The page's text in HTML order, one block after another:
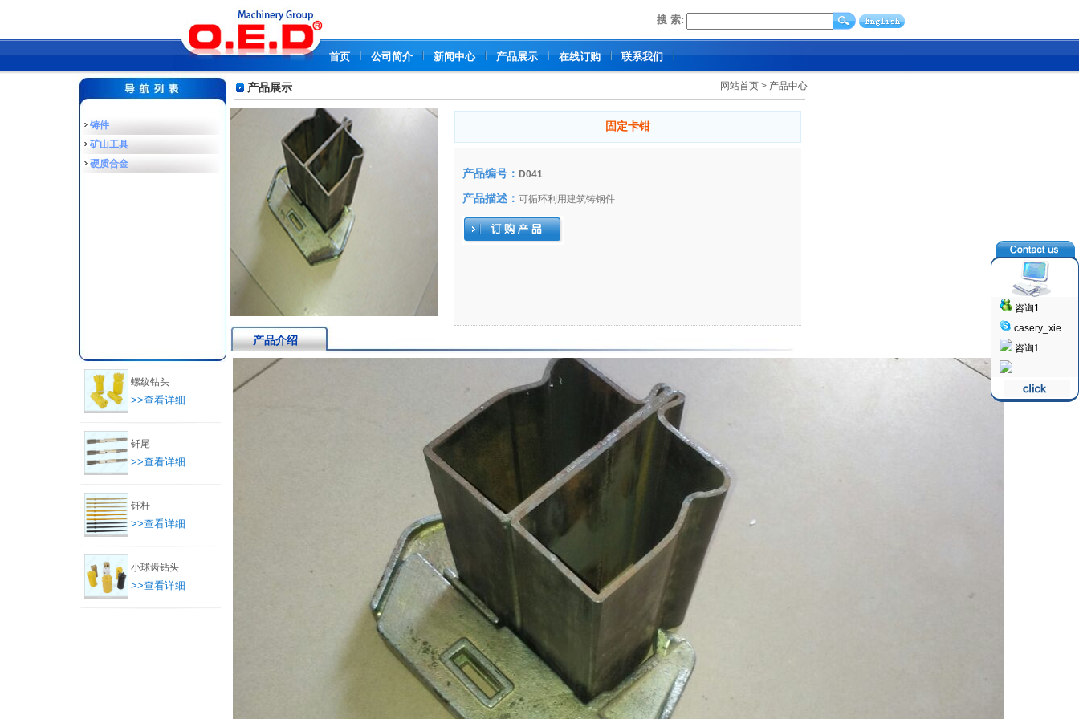
搜 索:
首页 公司简介 新闻中心 产品展示 在线订购 联系我们
铸件
矿山工具
硬质合金
螺纹钻头
>>查看详细
钎尾
>>查看详细
钎杆
>>查看详细
小球齿钻头
>>查看详细
产品展示 网站首页 > 产品中心
固定卡钳
产品编号： D041
产品描述： 可循环利用建筑铸钢件
产品介绍
咨询1
casery_xie
咨询1